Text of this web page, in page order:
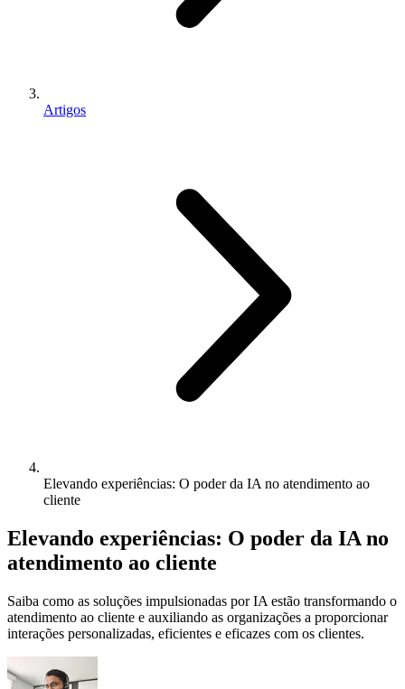
Artigos
Elevando experiências: O poder da IA no atendimento ao
cliente
Elevando experiências: O poder da IA no
atendimento ao cliente
Saiba como as soluções impulsionadas por IA estão transformando o
atendimento ao cliente e auxiliando as organizações a proporcionar
interações personalizadas, eficientes e eficazes com os clientes.